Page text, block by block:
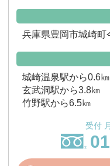
兵庫県豊岡市城崎町
城崎温泉駅から0.6㎞
玄武洞駅から3.8㎞
竹野駅から6.5㎞
受付